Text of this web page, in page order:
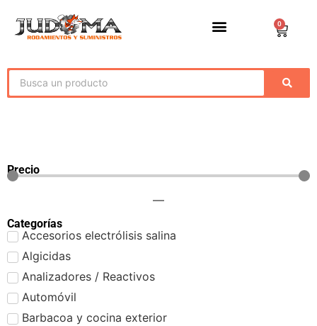
0
Precio
—
Categorías
Accesorios electrólisis salina
Algicidas
Analizadores / Reactivos
Automóvil
Barbacoa y cocina exterior